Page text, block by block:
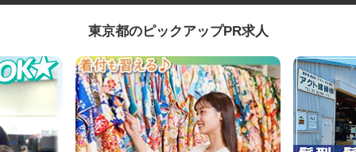
東京都のピックアップPR求人